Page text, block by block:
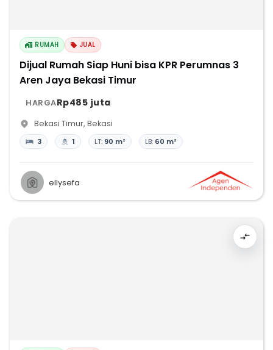
RUMAH JUAL
Dijual Rumah Siap Huni bisa KPR Perumnas 3
Aren Jaya Bekasi Timur
HARGARp485 juta
Bekasi Timur, Bekasi
3 1 LT: 90 m² LB: 60 m²
ellysefa